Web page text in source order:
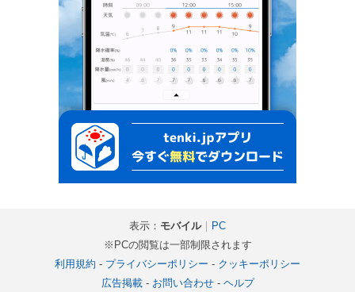
表示： モバイル｜ PC
※PCの閲覧は一部制限されます
利用規約 - プライバシーポリシー - クッキーポリシー
広告掲載- お問い合わせ- ヘルプ